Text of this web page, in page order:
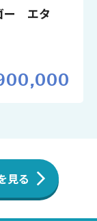
ー エタ
見る